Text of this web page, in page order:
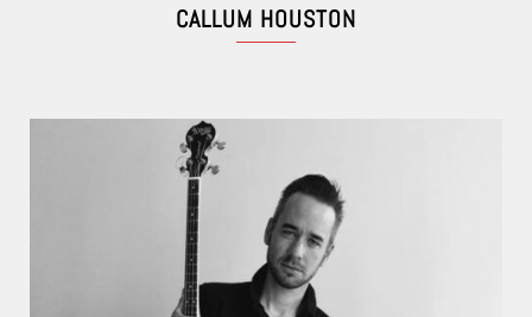
CALLUM HOUSTON